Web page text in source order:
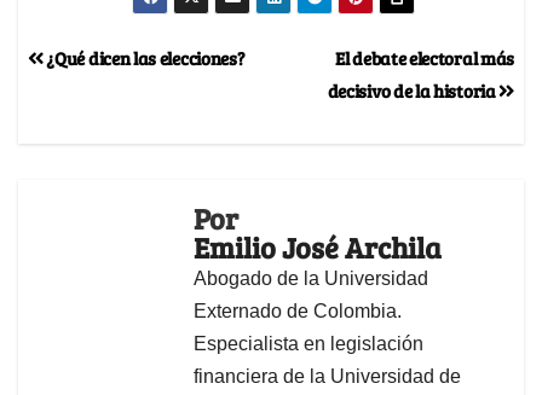
El debate electoral más
decisivo de la historia
¿Qué dicen las elecciones?
Por
Emilio José Archila
Abogado de la Universidad
Externado de Colombia.
Especialista en legislación
financiera de la Universidad de